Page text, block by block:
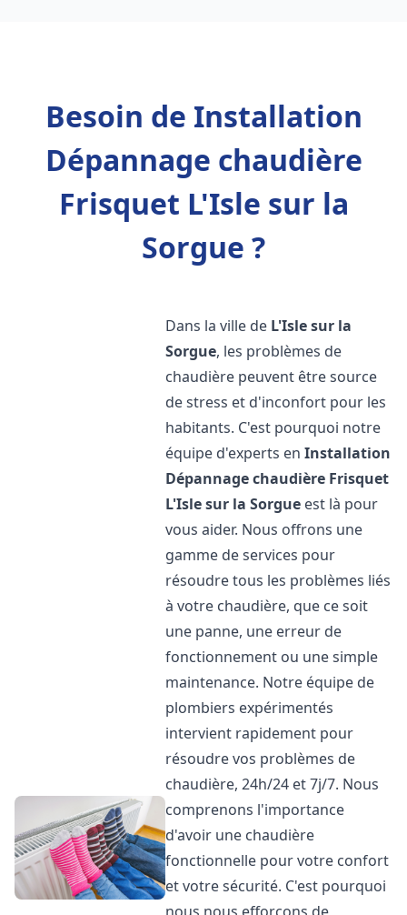
Besoin de Installation
Dépannage chaudière
Frisquet L'Isle sur la
Sorgue ?
Dans la ville de L'Isle sur la
Sorgue, les problèmes de
chaudière peuvent être source
de stress et d'inconfort pour les
habitants. C'est pourquoi notre
équipe d'experts enInstallation
Dépannage chaudière Frisquet
L'Isle sur la Sorgue est là pour
vous aider. Nous offrons une
gamme de services pour
résoudre tous les problèmes liés
à votre chaudière, que ce soit
une panne, une erreur de
fonctionnement ou une simple
maintenance. Notre équipe de
plombiers expérimentés
intervient rapidement pour
résoudre vos problèmes de
chaudière, 24h/24 et 7j/7. Nous
comprenons l'importance
d'avoir une chaudière
fonctionnelle pour votre confort
et votre sécurité. C'est pourquoi